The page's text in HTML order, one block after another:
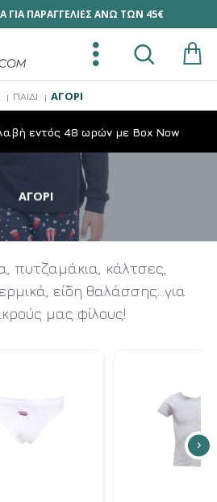
ΠΑΡΑΓΓΕΛΙΕΣ ΑΝΩ ΤΩΝ 45€
ΠΑΙΔΙ ΑΓΟΡΙ
εντός 48 ωρών με Box Now
ΑΓΟΡΙ
πυτζαμάκια, κάλτσες,
είδη θαλάσσης...για
μας φίλους!